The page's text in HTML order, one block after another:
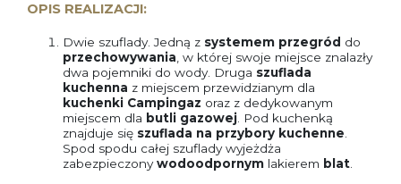
OPIS REALIZACJI:
Dwie szuflady. Jedną z systemem przegród do
przechowywania , w której swoje miejsce znalazły
dwa pojemniki do wody. Druga szuflada
kuchenna z miejscem przewidzianym dla
kuchenki Campingaz oraz z dedykowanym
miejscem dla butli gazowej . Pod kuchenką
znajduje się szuflada na przybory kuchenne
Spod spodu całej szuflady wyjeżdża
zabezpieczonywodoodpornym lakierem blat